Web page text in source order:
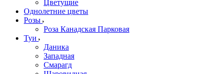
Цветущие
Однолетние цветы
Розы
Роза Канадская Парковая
Туи
Даника
Западная
Смарагд